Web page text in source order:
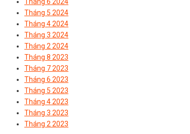
Tháng 6 2024
Tháng 5 2024
Tháng 4 2024
Tháng 3 2024
Tháng 2 2024
Tháng 8 2023
Tháng 7 2023
Tháng 6 2023
Tháng 5 2023
Tháng 4 2023
Tháng 3 2023
Tháng 2 2023